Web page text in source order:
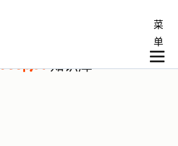
菜
单
知识库